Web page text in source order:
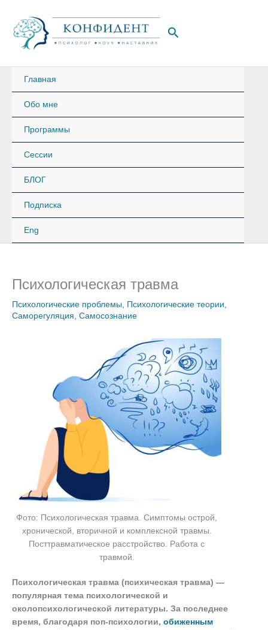
содержимому
Поиск
Главная
Обо мне
Программы
Сессии
БЛОГ
Подписка
Eng
Психологическая травма
Психологические проблемы, Психологические теории,
Саморегуляция, Самосознание
Фото: Психологическая травма. Симптомы острой,
хронической, вторичной и комплексной травмы.
Посттравматическое расстройство. Работа с
травмой.
Психологическая травма (психическая травма) —
популярная тема психологической и
околопсихологической литературы. За последнее
время, благодаря поп-психологии, обиженным